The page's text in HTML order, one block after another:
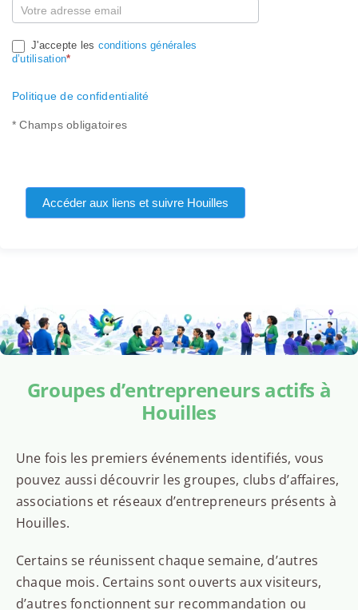
J'accepte les conditions générales
d’utilisation*
Politique de confidentialité
* Champs obligatoires
Accéder aux liens et suivre Houilles
Groupes d’entrepreneurs actifs à
Houilles
Une fois les premiers événements identifiés, vous
pouvez aussi découvrir les groupes, clubs d’affaires,
associations et réseaux d’entrepreneurs présents à
Houilles.
Certains se réunissent chaque semaine, d’autres
chaque mois. Certains sont ouverts aux visiteurs,
d’autres fonctionnent sur recommandation ou